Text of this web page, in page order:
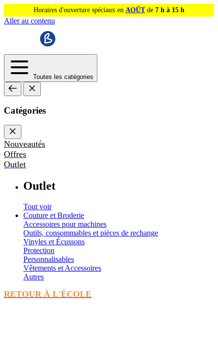
Horaires d'ouverture spéciaux en AOÛTde 7 h à 15 h
Aller au contenu
Toutes les catégories
Catégories
Nouveautés
Offres
Outlet
Outlet
Tout voir
Couture et Broderie
Accessoires pour machines
Outils, consommables et pièces de rechange
Vinyles et Écussons
Protection
Personnalisables
Vêtements et Accessoires
Autres
RETOUR À L'ÉCOLE